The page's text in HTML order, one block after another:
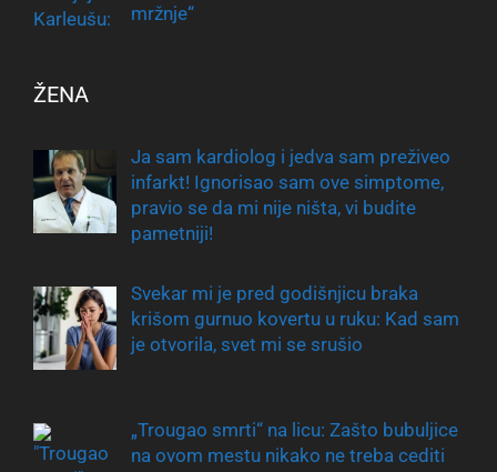
mržnje“
ŽENA
Ja sam kardiolog i jedva sam preživeo
infarkt! Ignorisao sam ove simptome,
pravio se da mi nije ništa, vi budite
pametniji!
Svekar mi je pred godišnjicu braka
krišom gurnuo kovertu u ruku: Kad sam
je otvorila, svet mi se srušio
„Trougao smrti“ na licu: Zašto bubuljice
na ovom mestu nikako ne treba cediti